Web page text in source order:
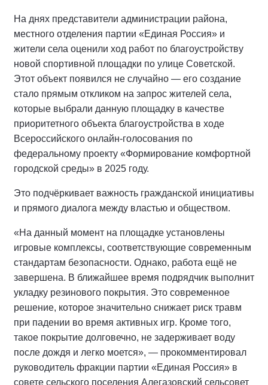
На днях представители администрации района,
местного отделения партии «Единая Россия» и
жители села оценили ход работ по благоустройству
новой спортивной площадки по улице Советской.
Этот объект появился не случайно — его создание
стало прямым откликом на запрос жителей села,
которые выбрали данную площадку в качестве
приоритетного объекта благоустройства в ходе
Всероссийского онлайн-голосования по
федеральному проекту «Формирование комфортной
городской среды» в 2025 году.
Это подчёркивает важность гражданской инициативы
и прямого диалога между властью и обществом.
«На данный момент на площадке установлены
игровые комплексы, соответствующие современным
стандартам безопасности. Однако, работа ещё не
завершена. В ближайшее время подрядчик выполнит
укладку резинового покрытия. Это современное
решение, которое значительно снижает риск травм
при падении во время активных игр. Кроме того,
такое покрытие долговечно, не задерживает воду
после дождя и легко моется», — прокомментировал
руководитель фракции партии «Единая Россия» в
совете сельского поселения Алегазовский сельсовет